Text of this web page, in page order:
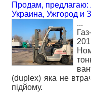
Продам, предлагаю:
Украина, Ужгород и
...
(duplex) яка не
підйому.